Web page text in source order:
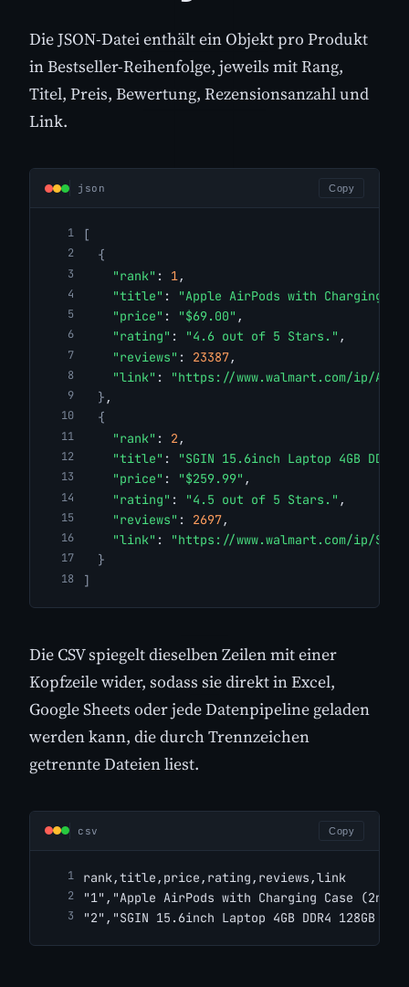
Die JSON-Datei enthält ein Objekt pro Produkt
in Bestseller-Reihenfolge, jeweils mit Rang,
Titel, Preis, Bewertung, Rezensionsanzahl und
Link.
json Copy
[
{
"rank" : 1 ,
"title" :
"Apple AirPods with Charging
"price" : "$69.00" ,
"rating" : "4.6 out of 5 Stars." ,
"reviews" : 23387,
"link" :
"https://www.walmart.com/ip/
} ,
{
"rank" : 2 ,
"title" :
"SGIN 15.6inch Laptop 4GB DDR4
"price" : "$259.99" ,
"rating" : "4.5 out of 5 Stars." ,
"reviews" : 2697,
"link" :
"https://www.walmart.com/ip/
}
]
Die CSV spiegelt dieselben Zeilen mit einer
Kopfzeile wider, sodass sie direkt in Excel,
Google Sheets oder jede Datenpipeline geladen
werden kann, die durch Trennzeichen
getrennte Dateien liest.
csv Copy
rank,title,price,rating,reviews,link
"1","Apple AirPods with Charging Case (2nd
"2","SGIN 15.6inch Laptop 4GB DDR4 128GB